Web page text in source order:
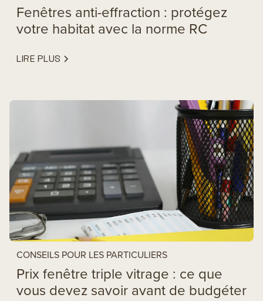
Fenêtres anti-effraction : protégez
votre habitat avec la norme RC
LIRE PLUS
CONSEILS POUR LES PARTICULIERS
Prix fenêtre triple vitrage : ce que
vous devez savoir avant de budgéter